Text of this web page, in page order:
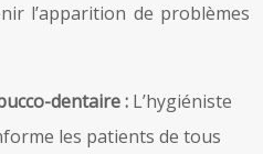
l’apparition de problèmes
dentaire : L’hygiéniste
les patients de tous